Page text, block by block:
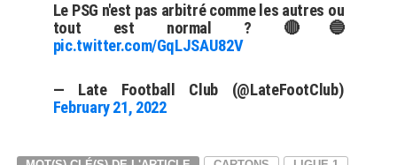
Le PSG n'est pas arbitré comme les autres ou
tout est normal ? 🔴🔵
pic.twitter.com/GqLJSAU82V
— Late Football Club (@LateFootClub)
February 21, 2022